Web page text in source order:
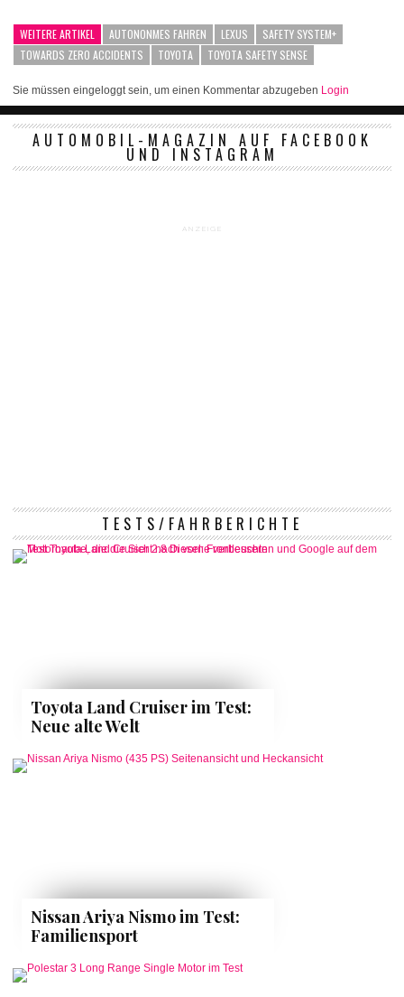
WEITERE ARTIKEL AUTONONMES FAHREN LEXUS
SAFETY SYSTEM+
TOWARDS ZERO ACCIDENTS
TOYOTA TOYOTA SAFETY SENSE
Sie müssen eingeloggt sein, um einen Kommentar abzugeben Login
AUTOMOBIL-MAGAZIN AUF FACEBOOK
UND INSTAGRAM
ANZEIGE
TESTS/FAHRBERICHTE
Toyota Land Cruiser im Test:
Neue alte Welt
Nissan Ariya Nismo im Test:
Familiensport